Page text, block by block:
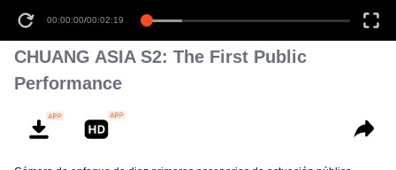
00:00:00/00:02:19
CHUANG ASIA S2: The First Public
Performance